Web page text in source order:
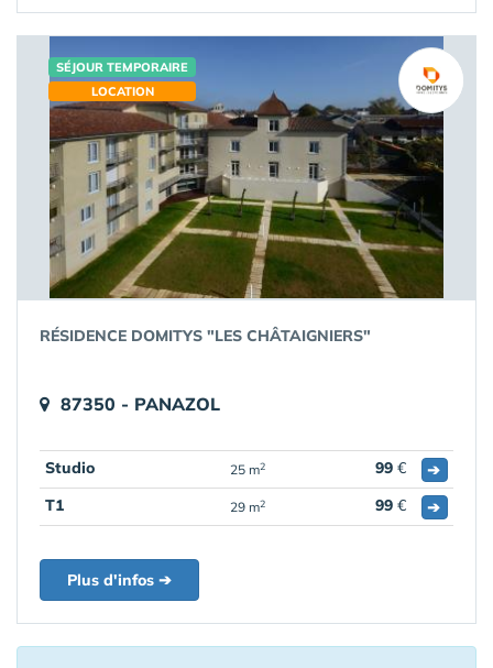
SÉJOUR TEMPORAIRE
LOCATION
RÉSIDENCE DOMITYS "LES CHÂTAIGNIERS"
87350 - PANAZOL
Studio 25 m2 99 €
➔
T1
29 m2 99 € ➔
Plus d'infos ➔